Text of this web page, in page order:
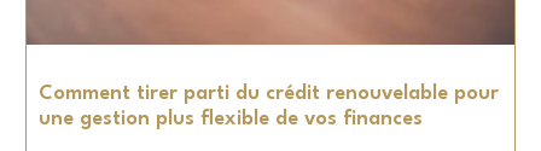
Comment tirer parti du crédit renouvelable pour
une gestion plus flexible de vos finances